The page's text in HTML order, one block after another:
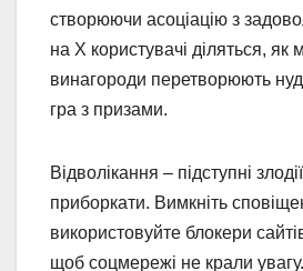
створюючи асоціацію з
на X користувачі діляться, як
винагороди перетворюють
гра з призами.
Відволікання – підступні
приборкати. Вимкніть
використовуйте блокери
щоб соцмережі не крали